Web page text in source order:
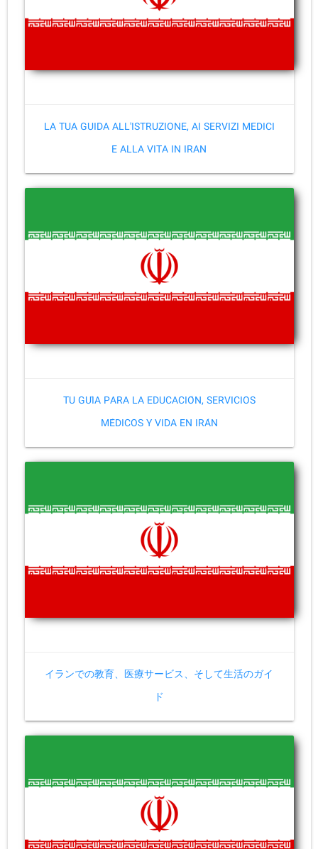
LA TUA GUIDA ALL'ISTRUZIONE, AI SERVIZI MEDICI
E ALLA VITA IN IRAN
TU GUÍA PARA LA EDUCACIÓN, SERVICIOS
MÉDICOS Y VIDA EN IRÁN
イランでの教育、医療サービス、そして生活のガイ
ド